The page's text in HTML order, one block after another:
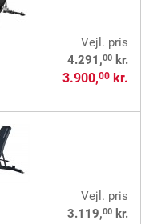
Vejl. pris
4.291,00kr.
3.900,00kr.
Vejl. pris
3.119,00kr.